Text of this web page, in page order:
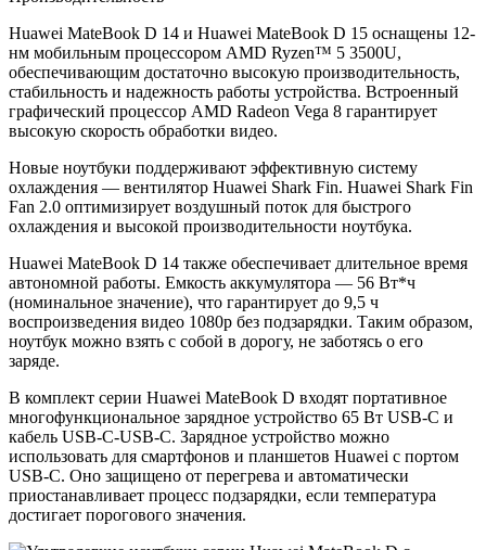
Huawei MateBook D 14 и Huawei MateBook D 15 оснащены 12-
нм мобильным процессором AMD Ryzen™ 5 3500U,
обеспечивающим достаточно высокую производительность,
стабильность и надежность работы устройства. Встроенный
графический процессор AMD Radeon Vega 8 гарантирует
высокую скорость обработки видео.
Новые ноутбуки поддерживают эффективную систему
охлаждения — вентилятор Huawei Shark Fin. Huawei Shark Fin
Fan 2.0 оптимизирует воздушный поток для быстрого
охлаждения и высокой производительности ноутбука.
Huawei MateBook D 14 также обеспечивает длительное время
автономной работы. Емкость аккумулятора — 56 Вт*ч
(номинальное значение), что гарантирует до 9,5 ч
воспроизведения видео 1080p без подзарядки. Таким образом,
ноутбук можно взять с собой в дорогу, не заботясь о его
заряде.
В комплект серии Huawei MateBook D входят портативное
многофункциональное зарядное устройство 65 Вт USB-C и
кабель USB-C-USB-C. Зарядное устройство можно
использовать для смартфонов и планшетов Huawei с портом
USB-C. Оно защищено от перегрева и автоматически
приостанавливает процесс подзарядки, если температура
достигает порогового значения.